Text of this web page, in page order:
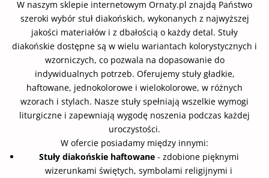
W naszym sklepie internetowym Ornaty.pl znajdą Państwo
szeroki wybór stuł diakońskich, wykonanych z najwyższej
jakości materiałów i z dbałością o każdy detal. Stuły
diakońskie dostępne są w wielu wariantach kolorystycznych i
wzorniczych, co pozwala na dopasowanie do
indywidualnych potrzeb. Oferujemy stuły gładkie,
haftowane, jednokolorowe i wielokolorowe, w różnych
wzorach i stylach. Nasze stuły spełniają wszelkie wymogi
liturgiczne i zapewniają wygodę noszenia podczas każdej
uroczystości.
W ofercie posiadamy między innymi:
Stuły diakońskie haftowane- zdobione pięknymi
wizerunkami świętych, symbolami religijnymi i